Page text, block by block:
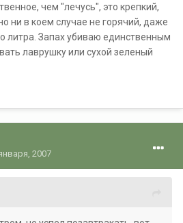
чем "лечусь", это крепкий,
ни в коем случае не горячий, даже
литра. Запах убиваю единственным
лаврушку или сухой зеленый
2007